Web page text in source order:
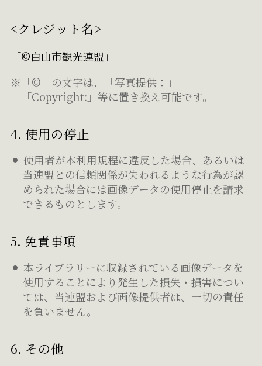
<クレジット名>
「©白山市観光連盟」
※「©」の文字は、「写真提供：」
「Copyright:」等に置き換え可能です。
4. 使用の停止
使用者が本利用規程に違反した場合、あるいは
当連盟との信頼関係が失われるような行為が認
められた場合には画像データの使用停止を請求
できるものとします。
5. 免責事項
本ライブラリーに収録されている画像データを
使用することにより発生した損失・損害につい
ては、当連盟および画像提供者は、一切の責任
を負いません。
6. その他